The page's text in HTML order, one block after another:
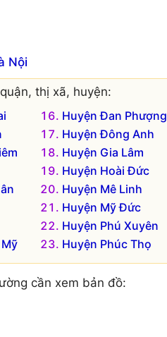
Nội
thị xã, huyện:
Huyện Đan Phượng
Huyện Đông Anh
Huyện Gia Lâm
Huyện Hoài Đức
Huyện Mê Linh
Huyện Mỹ Đức
Huyện Phú Xuyên
Huyện Phúc Thọ
cần xem bản đồ: